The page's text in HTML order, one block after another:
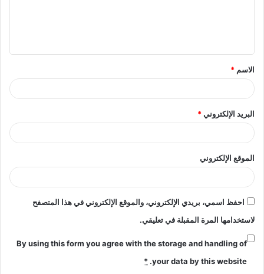
ق
*
الاسم *
البريد الإلكتروني*
الموقع الإلكتروني
احفظ اسمي، بريدي الإلكتروني، والموقع الإلكتروني في هذا المتصفح
لاستخدامها المرة المقبلة في تعليقي.
By using this form you agree with the storage and handling of
your data by this website.
*